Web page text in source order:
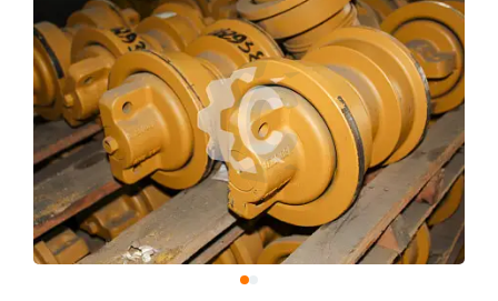
Контакты
3D тур по производству
3D тур по складам
sksale@skdst.ru
+7 (499) 394-50-93